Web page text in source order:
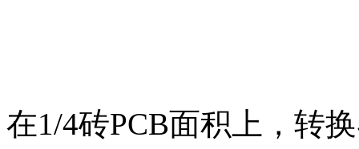
在1/4砖PCB面积上，转